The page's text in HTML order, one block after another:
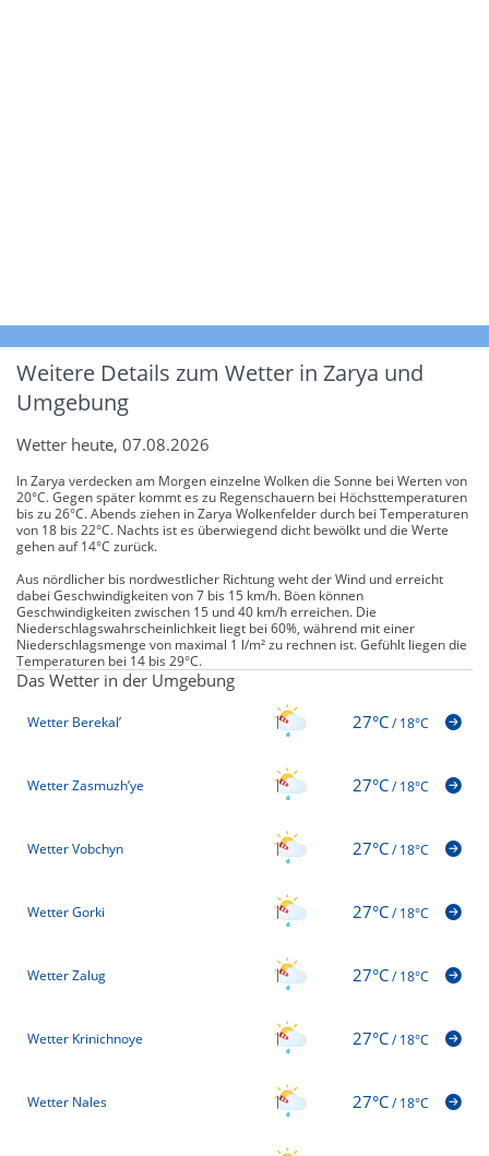
Weitere Details zum Wetter in Zarya und
Umgebung
Wetter heute, 07.08.2026
In Zarya verdecken am Morgen einzelne Wolken die Sonne bei Werten von
20°C. Gegen später kommt es zu Regenschauern bei Höchsttemperaturen
bis zu 26°C. Abends ziehen in Zarya Wolkenfelder durch bei Temperaturen
von 18 bis 22°C. Nachts ist es überwiegend dicht bewölkt und die Werte
gehen auf 14°C zurück.
Aus nördlicher bis nordwestlicher Richtung weht der Wind und erreicht
dabei Geschwindigkeiten von 7 bis 15 km/h. Böen können
Geschwindigkeiten zwischen 15 und 40 km/h erreichen. Die
Niederschlagswahrscheinlichkeit liegt bei 60%, während mit einer
Niederschlagsmenge von maximal 1 l/m² zu rechnen ist. Gefühlt liegen die
Temperaturen bei 14 bis 29°C.
Das Wetter in der Umgebung
Wetter Berekal’ 27°C/18°C
Wetter Zasmuzh’ye 27°C/18°C
Wetter Vobchyn 27°C/18°C
Wetter Gorki 27°C/18°C
Wetter Zalug 27°C/18°C
Wetter Krinichnoye 27°C/18°C
Wetter Nales 27°C/18°C